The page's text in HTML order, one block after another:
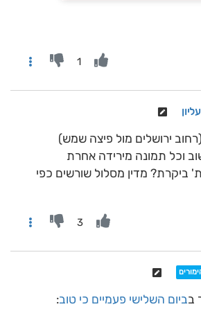
1
ירושלים מול פיצה שמש)
וכל תמונה מירידה אחרת
ביקרת? מדין מסלול שורשים כפי
3
בביום השלישי פעמיים כי טוב: